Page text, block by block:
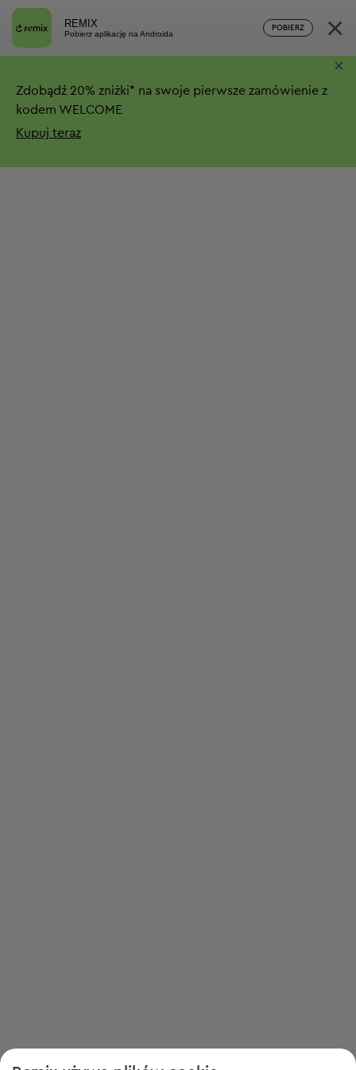
REMIX
Pobierz aplikację na Androida
POBIERZ ×
Zdobądź 20% zniżki* na swoje pierwsze zamówienie z
kodem WELCOME
Kupuj teraz
×